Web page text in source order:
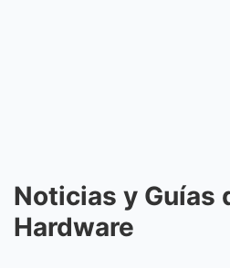
Noticias y Guías
Hardware